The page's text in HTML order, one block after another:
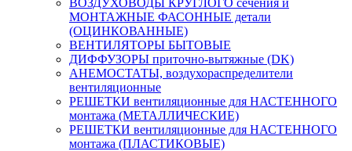
ВОЗДУХОВОДЫ КРУГЛОГО сечения и
МОНТАЖНЫЕ ФАСОННЫЕ детали
(ОЦИНКОВАННЫЕ)
ВЕНТИЛЯТОРЫ БЫТОВЫЕ
ДИФФУЗОРЫ приточно-вытяжные (DK)
АНЕМОСТАТЫ, воздухораспределители
вентиляционные
РЕШЕТКИ вентиляционные для НАСТЕННОГО
монтажа (МЕТАЛЛИЧЕСКИЕ)
РЕШЕТКИ вентиляционные для НАСТЕННОГО
монтажа (ПЛАСТИКОВЫЕ)